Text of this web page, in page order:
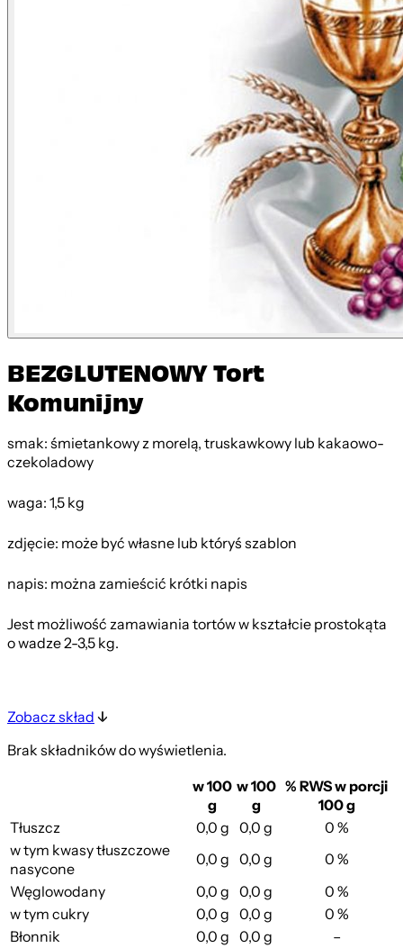
BEZGLUTENOWY Tort
Komunijny
smak: śmietankowy z morelą, truskawkowy lub kakaowo-
czekoladowy
waga: 1,5 kg
zdjęcie: może być własne lub któryś szablon
napis: można zamieścić krótki napis
Jest możliwość zamawiania tortów w kształcie prostokąta
o wadze 2-3,5 kg.
Zobacz skład
Brak składników do wyświetlenia.
w 100
g
w 100
g
% RWS w porcji
100 g
Tłuszcz
0,0 g 0,0 g
0 %
w tym kwasy tłuszczowe
nasycone
0,0 g 0,0 g
0 %
Węglowodany
0,0 g 0,0 g
0 %
w tym cukry
0,0 g 0,0 g
0 %
Błonnik
0,0 g 0,0 g
–